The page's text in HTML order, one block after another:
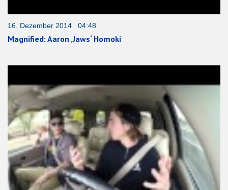
16. Dezember 2014 04:48
Magnified: Aaron ‚Jaws‘ Homoki